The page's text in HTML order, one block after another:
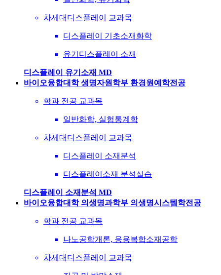
차세대디스플레이 교과목
디스플레이 기초소재화학
유기디스플레이 소재
디스플레이 유기소재 MD
바이오융합대학 생명자원학부 환경원예학전공
학과 전공 교과목
일반화학, 실험통계학
차세대디스플레이 교과목
디스플레이 소재분석
디스플레이소재 분석실습
디스플레이 소재분석 MD
바이오융합대학 의생명과학부 의생명시스템학전공
학과 전공 교과목
나노공학개론, 응용복합소재공학
차세대디스플레이 교과목